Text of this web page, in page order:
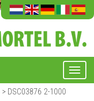
> DSC03876 2-1000